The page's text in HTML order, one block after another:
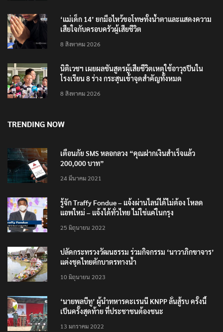
‘แม่เด็ก 14’ ยกมือไหว้ขอโทษทั้งน้ำตาและแสดงความ
เสียใจกับครอบครัวผู้เสียชีวิต
8 สิงหาคม 2026
นิติเวชฯ เผยผลชันสูตรผู้เสียชีวิตเหตุใช้อาวุธปืนใน
โรงเรียน 8 ร่าง กระสุนเข้าจุดสำคัญทั้งหมด
8 สิงหาคม 2026
TRENDING NOW
เตือนภัย SMS หลอกลวง “คุณฝากเงินสำเร็จแล้ว
200,000 บาท”
24 มีนาคม 2021
รู้จัก Traffy Fondue – แจ้งผ่านไลน์ได้ไม่ต้อง โหลด
แอพใหม่ – แจ้งได้ทั่วไทย ไม่ใช่แค่ในกรุง
25 มิถุนายน 2022
ปลัดกระทรวงวัฒนธรรม ร่วมกิจกรรม ‘นาวาภิกขาจาร’
แต่งชุดไทยตักบาตรทางน้ำ
10 มิถุนายน 2023
‘นายพลบีทู’ ผู้นำทหารคะเรนนี KNPP ลั่นสู้รบ ครั้งนี้
เป็นครั้งสุดท้าย ที่ประชาชนต้องชนะ
13 มกราคม 2022